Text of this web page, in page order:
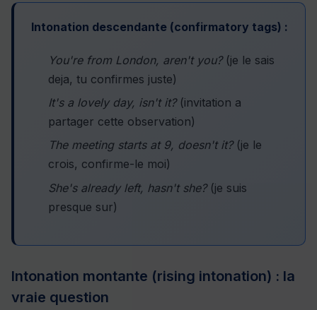
Intonation descendante (confirmatory tags) :
You're from London, aren't you?(je le sais
deja, tu confirmes juste)
It's a lovely day, isn't it?(invitation a
partager cette observation)
The meeting starts at 9, doesn't it?(je le
crois, confirme-le moi)
She's already left, hasn't she?(je suis
presque sur)
Intonation montante (rising intonation) : la
vraie question